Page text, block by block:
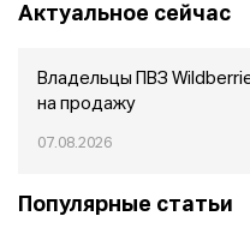
Актуальное сейчас
Владельцы ПВЗ
на продажу
07.08.2026
Популярные статьи